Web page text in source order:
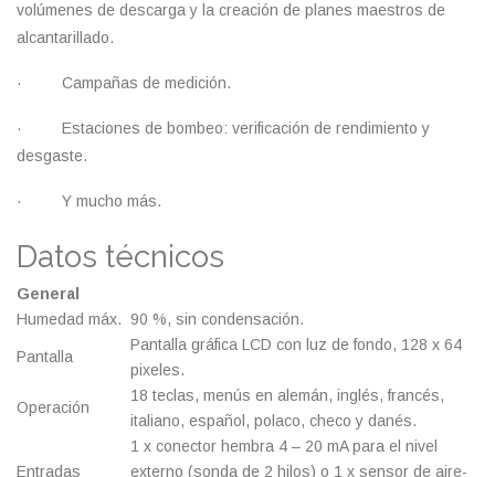
volúmenes de descarga y la creación de planes maestros de
alcantarillado.
· Campañas de medición.
· Estaciones de bombeo: verificación de rendimiento y
desgaste.
· Y mucho más.
Datos técnicos
General
Humedad máx. 90 %, sin condensación.
Pantalla
Pantalla gráfica LCD con luz de fondo, 128 x 64
pixeles.
Operación
18 teclas, menús en alemán, inglés, francés,
italiano, español, polaco, checo y danés.
Entradas
1 x conector hembra 4 – 20 mA para el nivel
externo (sonda de 2 hilos) o 1 x sensor de aire-